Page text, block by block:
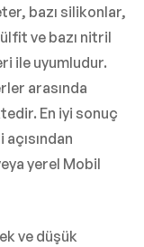
bazı silikonlar,
ve bazı nitril
ile uyumludur.
arasında
En iyi sonuç
yerel Mobil
ve düşük